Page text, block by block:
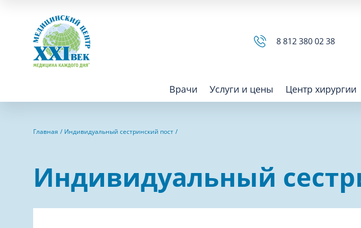
8 812 380 02 38
Врачи Услуги и цены
Аллергология
Анестезиология
Косметология
Центр хирургии
Главная Индивидуальный сестринский пост
Индивидуальный